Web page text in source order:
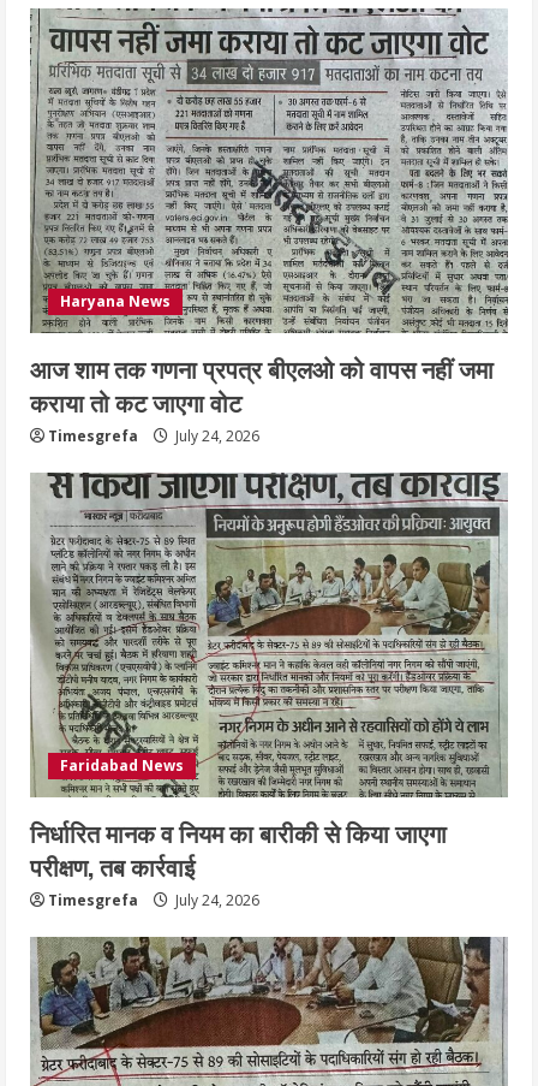
5
प्रमाणपत्र
July 24, 2026
Haryana News
आज शाम तक गणना प्रपत्र बीएलओ को वापस नहीं जमा
कराया तो कट जाएगा वोट
Timesgrefa July 24, 2026
Faridabad News
निर्धारित मानक व नियम का बारीकी से किया जाएगा
परीक्षण, तब कार्रवाई
Timesgrefa July 24, 2026